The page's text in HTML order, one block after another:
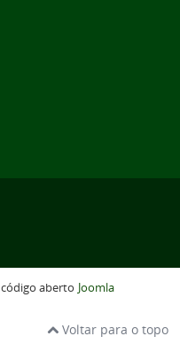
aberto Joomla
Voltar para o topo